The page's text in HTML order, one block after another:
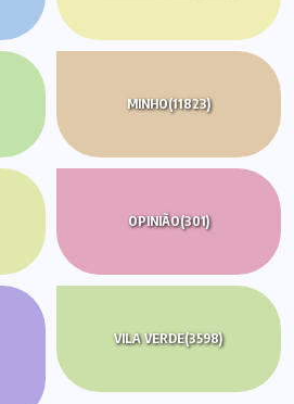
MINHO(11823)
OPINIÃO(301)
VILA VERDE(3598)